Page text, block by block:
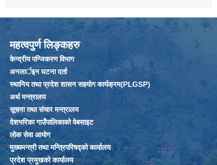
महत्वपुर्ण लिङ्कहरु
केन्द्रीय पन्जिकरण विभाग
अनलार्इन घटना दर्ता
स्थानिय तथा प्रदेश शासन सहयोग कार्यक्रम(PLGSP)
अर्थ मन्त्रालय
सूचना तथा संचार मन्त्रालय
देशभरिका गाउँपालिकाको वेबसाइट
लोक सेवा आयोग
मुख्यमन्त्री तथा मन्त्रिपरिषद्को कार्यालय
प्रदेश प्रमुखको कार्यालय